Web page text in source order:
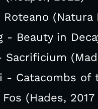
(Natura
- Beauty in
Sacrificium
- Catacombs of
(Hades, 2017